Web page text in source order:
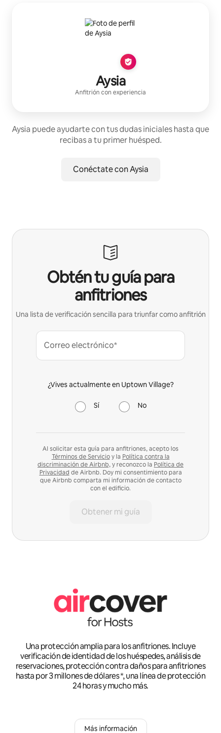
Aysia
Anfitrión con experiencia
Aysia puede ayudarte con tus dudas iniciales hasta que
recibas a tu primer huésped.
Conéctate con Aysia
Obtén tu guía para
anfitriones
Una lista de verificación sencilla para triunfar como anfitrión
Correo electrónico*
¿Vives actualmente en Uptown Village?
Sí No
Al solicitar esta guía para anfitriones, acepto los
Términos de Servicioy la Política contra la
discriminación de Airbnb,y reconozco la Política de
Privacidad de Airbnb. Doy mi consentimiento para
que Airbnb comparta mi información de contacto
con el edificio.
Obtener mi guía
Una protección amplia para los anfitriones. Incluye
verificación de identidad de los huéspedes, análisis de
reservaciones, protección contra daños para anfitriones
hasta por 3 millones de dólares *, una línea de protección
24 horas y mucho más.
Más información